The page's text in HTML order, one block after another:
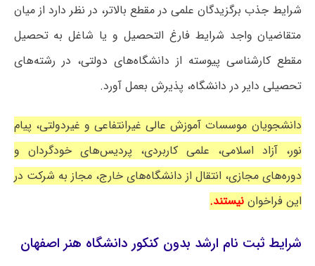
شرایط جذب برگزیدگان علمی در مقطع بالاتر، در نظر دارد از میان
متقاضیان واجد شرایط فارغ التحصیل و یا شاغل به تحصیل
مقطع کارشناسی پیوسته از دانشگاه‌های دولتی، در رشته‌های
تحصیلی دایر در دانشگاه، پذیرش بعمل آورد.
دانشجویان موسسات آموزش عالی غیرانتفاعی و غیردولتی، پیام
نور، آزاد اسلامی، علمی کاربردی، پردیس‌های خودگردان و
دوره‌های مجازی، انتقال از دانشگاه‌های خارج، مجاز به شرکت در
این فراخواننیستند.
شرایط ثبت نام ارشد بدون کنکور دانشگاه هنر اصفهان